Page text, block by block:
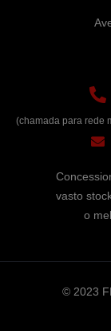
(chamada para rede
vasto
o
© 2023